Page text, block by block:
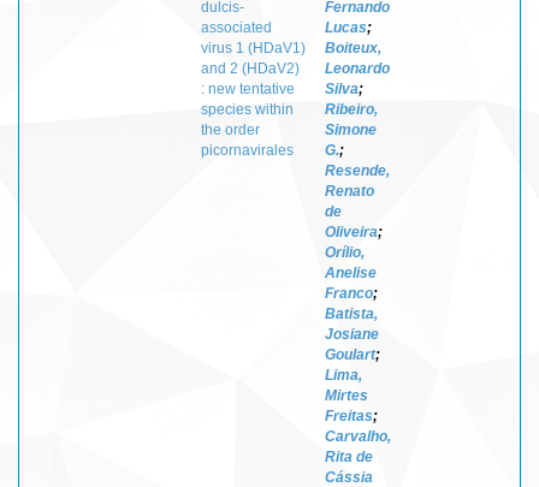
dulcis-
associated
virus 1 (HDaV1)
and 2 (HDaV2)
: new tentative
species within
the order
picornavirales
Fernando
Lucas;
Boiteux,
Leonardo
Silva;
Ribeiro,
Simone
G.;
Resende,
Renato
de
Oliveira;
Orílio,
Anelise
Franco;
Batista,
Josiane
Goulart;
Lima,
Mirtes
Freitas;
Carvalho,
Rita de
Cássia